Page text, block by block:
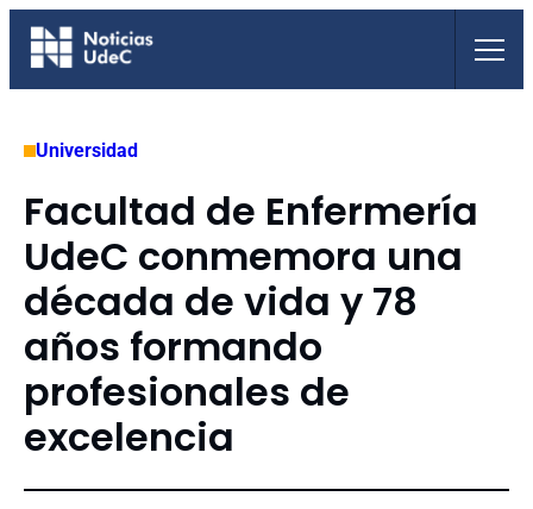
Saltar
Universidad
Facultad de Enfermería
UdeC conmemora una
década de vida y 78
años formando
profesionales de
excelencia